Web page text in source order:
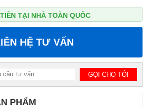
TẠI NHÀ TOÀN QUỐC
HỆ TƯ VẤN
PHẨM